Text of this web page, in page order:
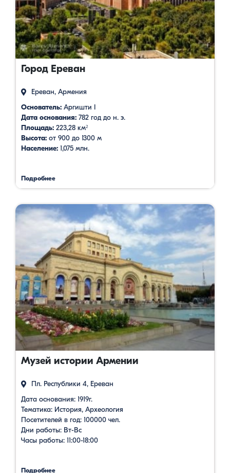
Город Ереван
Ереван, Армения
Основатель: Аргишти I
Дата основания: 782 год до н. э.
Площадь: 223,28 км²
Высота: от 900 до 1300 м
Население: 1,075 млн.
Подробнее
Музей истории Армении
Пл. Республики 4, Ереван
Дата основания: 1919г.
Тематика: История, Археология
Посетителей в год: 100000 чел.
Дни работы: Вт-Вс
Часы работы: 11:00-18:00
Подробнее